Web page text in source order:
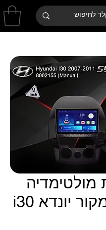
תואם מקור יונדא i30